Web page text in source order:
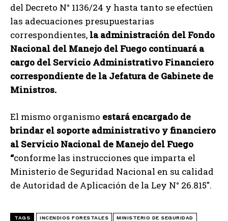
del Decreto N° 1136/24 y hasta tanto se efectúen
las adecuaciones presupuestarias
correspondientes, la administración del Fondo
Nacional del Manejo del Fuego continuará a
cargo del Servicio Administrativo Financiero
correspondiente de la Jefatura de Gabinete de
Ministros.
El mismo organismo estará encargado de
brindar el soporte administrativo y financiero
al Servicio Nacional de Manejo del Fuego
“conforme las instrucciones que imparta el
Ministerio de Seguridad Nacional en su calidad
de Autoridad de Aplicación de la Ley N° 26.815″.
TAGS INCENDIOS FORESTALES MINISTERIO DE SEGURIDAD